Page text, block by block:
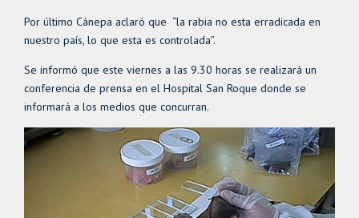
Por último Cánepa aclaró que “la rabia no esta erradicada en
nuestro país, lo que esta es controlada”.
Se informó que este viernes a las 9.30 horas se realizará un
conferencia de prensa en el Hospital San Roque donde se
informará a los medios que concurran.